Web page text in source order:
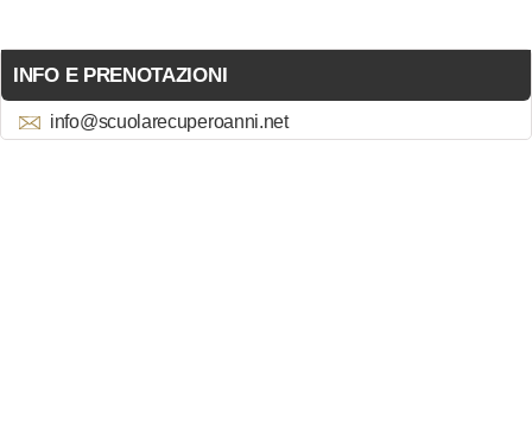
INFO E PRENOTAZIONI
info@scuolarecuperoanni.net